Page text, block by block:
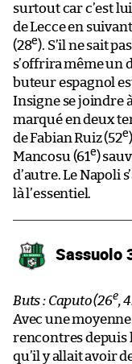
surtout car c’est
de Lecce en
(28e). S’il ne sait
s’offrira même un
buteur espagnol
Insigne se joindre
marqué en deux
de Fabian Ruiz (52e
Mancosu (61e)
d’autre. Le Napoli
là l’essentiel.
Sassuolo
Buts : Caputo (26e,
Avec une
rencontres depuis
qu’il y allait avoir